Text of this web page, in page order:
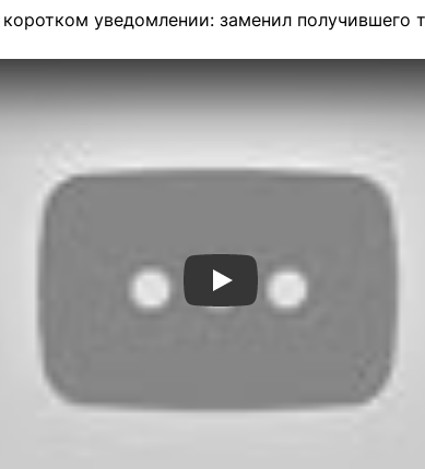
уведомлении: заменил получившего
Смотреть видео YouTube